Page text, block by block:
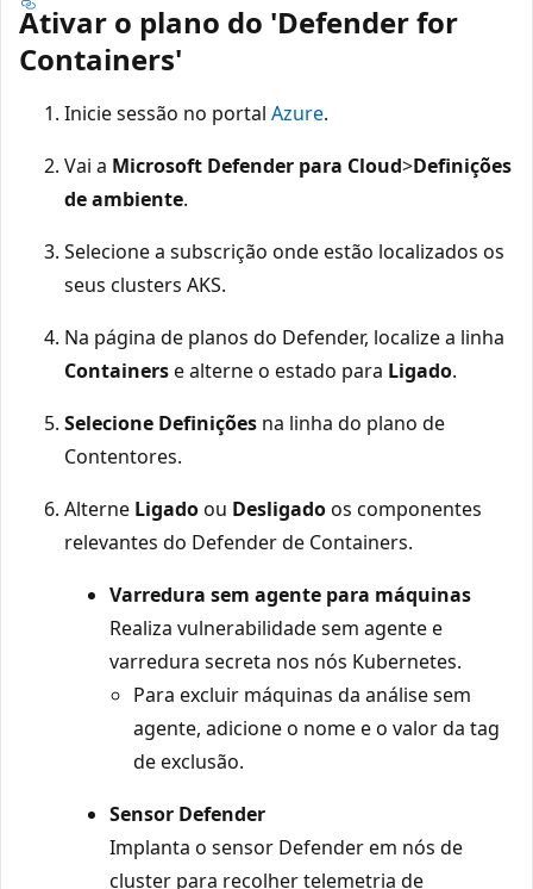
Ativar o plano do 'Defender for
Containers'
Inicie sessão no portal Azure.
Vai a Microsoft Defender para Cloud>Definições
de ambiente.
Selecione a subscrição onde estão localizados os
seus clusters AKS.
Na página de planos do Defender, localize a linha
Containerse alterne o estado para Ligado.
Selecione Definições na linha do plano de
Contentores.
Alterne Ligadoou Desligadoos componentes
relevantes do Defender de Containers.
Varredura sem agente para máquinas
Realiza vulnerabilidade sem agente e
varredura secreta nos nós Kubernetes.
Para excluir máquinas da análise sem
agente, adicione o nome e o valor da tag
de exclusão.
Sensor Defender
Implanta o sensor Defender em nós de
cluster para recolher telemetria de